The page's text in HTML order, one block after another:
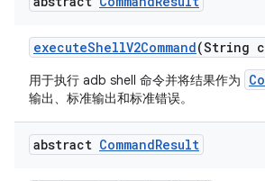
executeShellV2Command(String
用于执行 adb shell 命令并将结果作为
输出、标准输出和标准错误。
abstract CommandResult